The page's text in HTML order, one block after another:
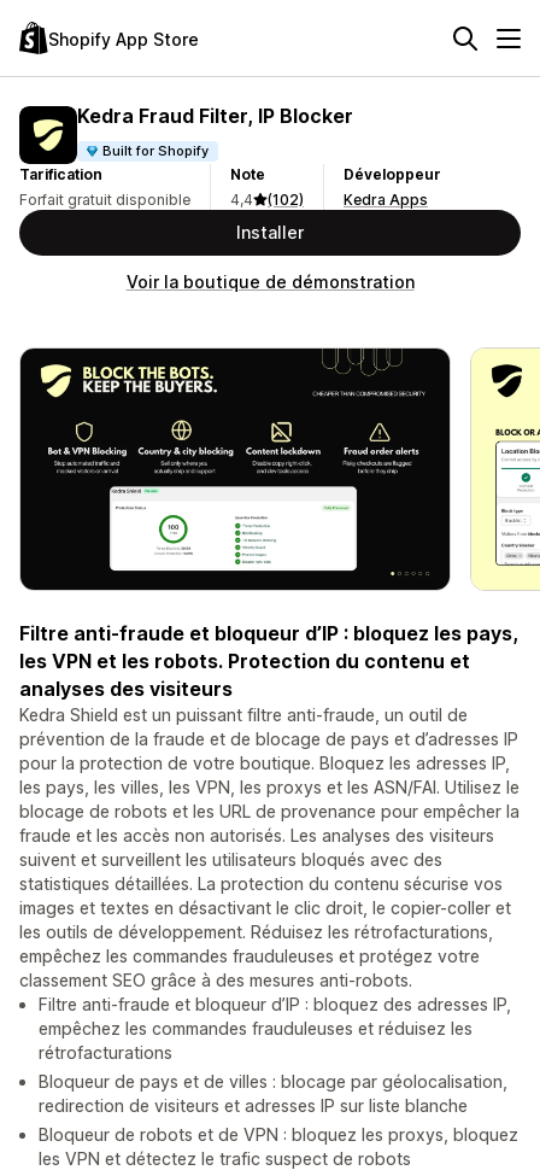
Shopify App Store
Kedra Fraud Filter, IP Blocker
Built for Shopify
Tarification
Forfait gratuit disponible
Note
4,4
(102)
Développeur
Kedra Apps
Installer
Voir la boutique de démonstration
Filtre anti-fraude et bloqueur d’IP : bloquez les pays,
les VPN et les robots. Protection du contenu et
analyses des visiteurs
Kedra Shield est un puissant filtre anti-fraude, un outil de
prévention de la fraude et de blocage de pays et d’adresses IP
pour la protection de votre boutique. Bloquez les adresses IP,
les pays, les villes, les VPN, les proxys et les ASN/FAI. Utilisez le
blocage de robots et les URL de provenance pour empêcher la
fraude et les accès non autorisés. Les analyses des visiteurs
suivent et surveillent les utilisateurs bloqués avec des
statistiques détaillées. La protection du contenu sécurise vos
images et textes en désactivant le clic droit, le copier-coller et
les outils de développement. Réduisez les rétrofacturations,
empêchez les commandes frauduleuses et protégez votre
classement SEO grâce à des mesures anti-robots.
Filtre anti-fraude et bloqueur d’IP : bloquez des adresses IP,
empêchez les commandes frauduleuses et réduisez les
rétrofacturations
Bloqueur de pays et de villes : blocage par géolocalisation,
redirection de visiteurs et adresses IP sur liste blanche
Bloqueur de robots et de VPN : bloquez les proxys, bloquez
les VPN et détectez le trafic suspect de robots